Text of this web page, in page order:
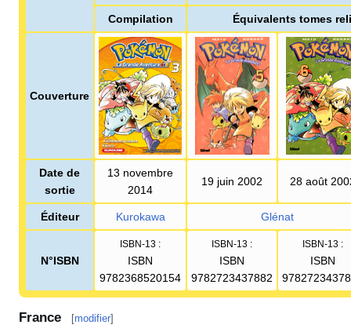
Compilation Équivalents tomes
Couverture
Date de
sortie
13 novembre
2014
19 juin 2002 28 août
Éditeur Kurokawa Glénat
N°ISBN
ISBN-13 :
ISBN
9782368520154
ISBN-13 :
ISBN
9782723437882
ISBN-13 :
ISBN
France [modifier]